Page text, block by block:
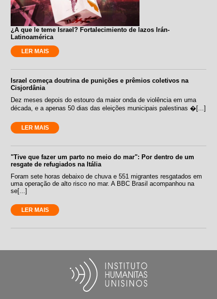
¿A que le teme Israel? Fortalecimiento de lazos Irán-
Latinoamérica
LER MAIS
Israel começa doutrina de punições e prêmios coletivos na
Cisjordânia
Dez meses depois do estouro da maior onda de violência em uma
década, e a apenas 50 dias das eleições municipais palestinas �[...]
LER MAIS
"Tive que fazer um parto no meio do mar": Por dentro de um
resgate de refugiados na Itália
Foram sete horas debaixo de chuva e 551 migrantes resgatados em
uma operação de alto risco no mar. A BBC Brasil acompanhou na
se[...]
LER MAIS